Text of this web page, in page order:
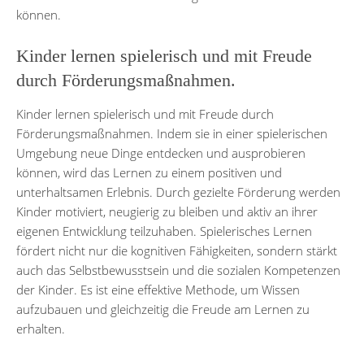
können.
Kinder lernen spielerisch und mit Freude
durch Förderungsmaßnahmen.
Kinder lernen spielerisch und mit Freude durch
Förderungsmaßnahmen. Indem sie in einer spielerischen
Umgebung neue Dinge entdecken und ausprobieren
können, wird das Lernen zu einem positiven und
unterhaltsamen Erlebnis. Durch gezielte Förderung werden
Kinder motiviert, neugierig zu bleiben und aktiv an ihrer
eigenen Entwicklung teilzuhaben. Spielerisches Lernen
fördert nicht nur die kognitiven Fähigkeiten, sondern stärkt
auch das Selbstbewusstsein und die sozialen Kompetenzen
der Kinder. Es ist eine effektive Methode, um Wissen
aufzubauen und gleichzeitig die Freude am Lernen zu
erhalten.